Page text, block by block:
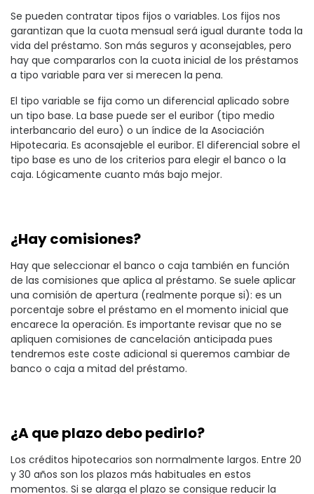
Se pueden contratar tipos fijos o variables. Los fijos nos
garantizan que la cuota mensual será igual durante toda la
vida del préstamo. Son más seguros y aconsejables, pero
hay que compararlos con la cuota inicial de los préstamos
a tipo variable para ver si merecen la pena.
El tipo variable se fija como un diferencial aplicado sobre
un tipo base. La base puede ser el euribor (tipo medio
interbancario del euro) o un índice de la Asociación
Hipotecaria. Es aconsajeble el euribor. El diferencial sobre el
tipo base es uno de los criterios para elegir el banco o la
caja. Lógicamente cuanto más bajo mejor.
¿Hay comisiones?
Hay que seleccionar el banco o caja también en función
de las comisiones que aplica al préstamo. Se suele aplicar
una comisión de apertura (realmente porque si): es un
porcentaje sobre el préstamo en el momento inicial que
encarece la operación. Es importante revisar que no se
apliquen comisiones de cancelación anticipada pues
tendremos este coste adicional si queremos cambiar de
banco o caja a mitad del préstamo.
¿A que plazo debo pedirlo?
Los créditos hipotecarios son normalmente largos. Entre 20
y 30 años son los plazos más habituales en estos
momentos. Si se alarga el plazo se consigue reducir la